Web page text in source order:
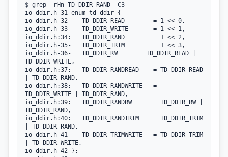
$ grep -rHn TD_DDIR_RAND -C3
io_ddir.h-31-enum td_ddir {
io_ddir.h-32-	TD_DDIR_READ		= 1 << 0,
io_ddir.h-33-	TD_DDIR_WRITE		= 1 << 1,
io_ddir.h:34:	TD_DDIR_RAND		= 1 << 2,
io_ddir.h-35-	TD_DDIR_TRIM		= 1 << 3,
io_ddir.h-36-	TD_DDIR_RW		= TD_DDIR_READ |
TD_DDIR_WRITE,
io_ddir.h:37:	TD_DDIR_RANDREAD	= TD_DDIR_READ
| TD_DDIR_RAND,
io_ddir.h:38:	TD_DDIR_RANDWRITE	=
TD_DDIR_WRITE | TD_DDIR_RAND,
io_ddir.h:39:	TD_DDIR_RANDRW		= TD_DDIR_RW |
TD_DDIR_RAND,
io_ddir.h:40:	TD_DDIR_RANDTRIM	= TD_DDIR_TRIM
| TD_DDIR_RAND,
io_ddir.h-41-	TD_DDIR_TRIMWRITE	= TD_DDIR_TRIM
| TD_DDIR_WRITE,
io_ddir.h-42-};